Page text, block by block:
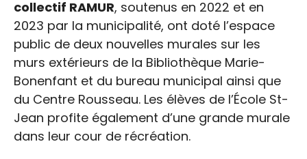
collectif RAMUR, soutenus en 2022 et en
2023 par la municipalité, ont doté l’espace
public de deux nouvelles murales sur les
murs extérieurs de la Bibliothèque Marie-
Bonenfant et du bureau municipal ainsi que
du Centre Rousseau. Les élèves de l’École St-
Jean profite également d’une grande murale
dans leur cour de récréation.